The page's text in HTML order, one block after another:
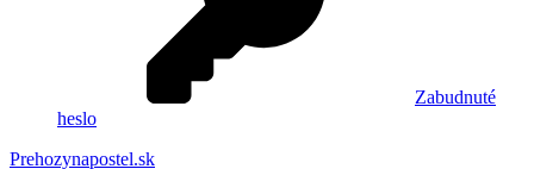
Zabudnuté
heslo
Prehozynapostel.sk